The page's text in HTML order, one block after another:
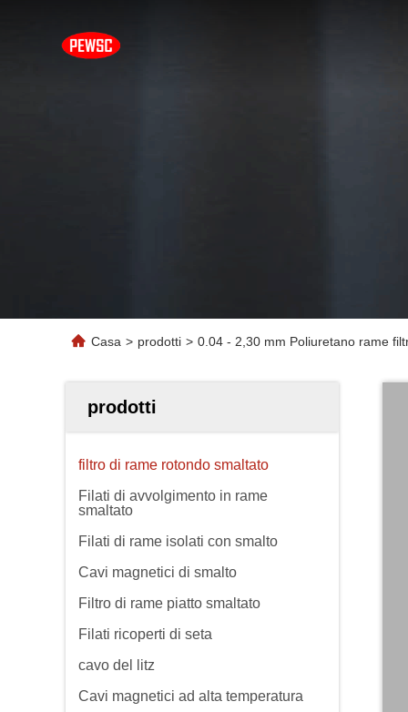
Casa > prodotti > 0.04 - 2,30 mm Poliuretano rame
prodotti
filtro di rame rotondo smaltato
Filati di avvolgimento in rame
smaltato
Filati di rame isolati con smalto
Cavi magnetici di smalto
Filtro di rame piatto smaltato
Filati ricoperti di seta
cavo del litz
Cavi magnetici ad alta temperatura